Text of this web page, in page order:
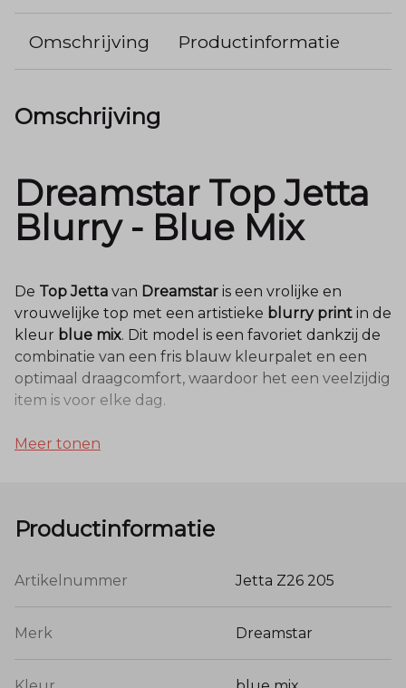
Omschrijving Productinformatie
Omschrijving
Dreamstar Top Jetta
Blurry - Blue Mix
De Top Jetta van Dreamstar is een vrolijke en
vrouwelijke top met een artistieke blurry print in de
kleur blue mix. Dit model is een favoriet dankzij de
combinatie van een fris blauw kleurpalet en een
optimaal draagcomfort, waardoor het een veelzijdig
item is voor elke dag.
Kwaliteit en Materiaal
jersey kwaliteit bestaande uit
touch, een natuurlijk ademend vermogen en een
garandeert een fijne stretch en een blijvend mooie
Meer tonen
Productinformatie
Artikelnummer Jetta Z26 205
Merk Dreamstar